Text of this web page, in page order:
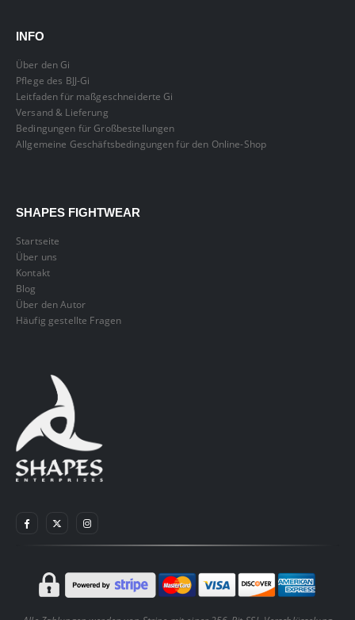
INFO
Über den Gi
Pflege des BJJ-Gi
Leitfaden für maßgeschneiderte Gi
Versand & Lieferung
Bedingungen für Großbestellungen
Allgemeine Geschäftsbedingungen für den Online-Shop
SHAPES FIGHTWEAR
Startseite
Über uns
Kontakt
Blog
Über den Autor
Häufig gestellte Fragen
ES